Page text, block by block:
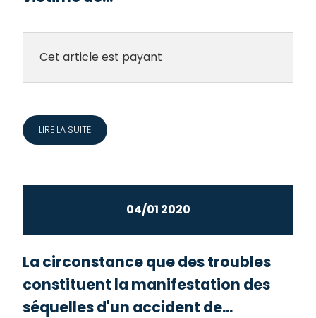
Cet article est payant
LIRE LA SUITE
04/01 2020
La circonstance que des troubles
constituent la manifestation des
séquelles d'un accident de...